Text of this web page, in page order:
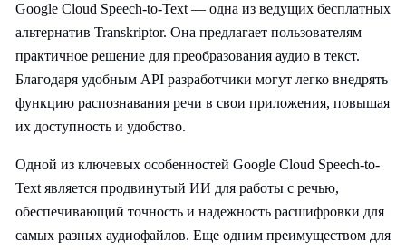
Google Cloud Speech-to-Text — одна из ведущих бесплатных
альтернатив Transkriptor. Она предлагает пользователям
практичное решение для преобразования аудио в текст.
Благодаря удобным API разработчики могут легко внедрять
функцию распознавания речи в свои приложения, повышая
их доступность и удобство.
Одной из ключевых особенностей Google Cloud Speech-to-
Text является продвинутый ИИ для работы с речью,
обеспечивающий точность и надежность расшифровки для
самых разных аудиофайлов. Еще одним преимуществом для